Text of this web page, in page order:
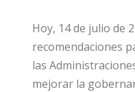
Hoy, 14 de julio de
recomendaciones
las
mejorar la